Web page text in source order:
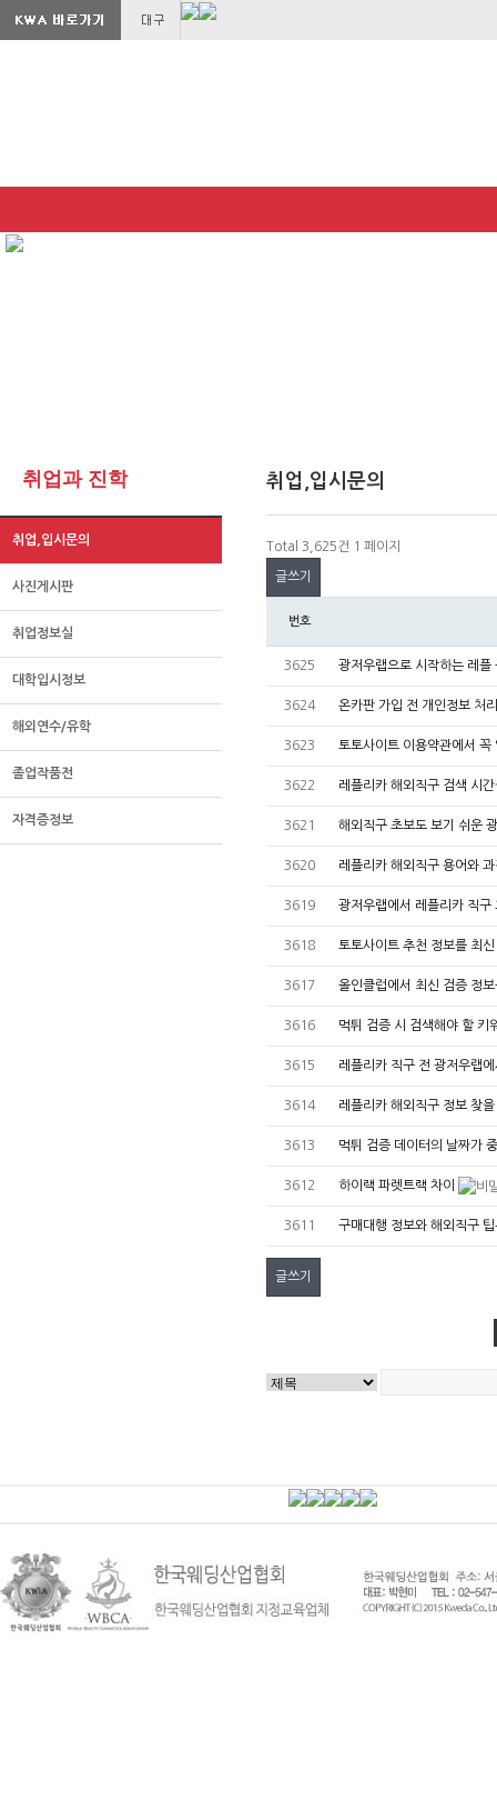
취업과 진학
취업,입시문의
사진게시판
취업정보실
대학입시정보
해외연수/유학
졸업작품전
자격증정보
취업,입시문의
Total 3,625건 1 페이지
글쓰기
번호
3625 광저우랩으로 시작하는 레
3624 온카판 가입 전 개인정보 처
3623 토토사이트 이용약관에서
3622 레플리카 해외직구 검색 시
3621 해외직구 초보도 보기 쉬운
3620 레플리카 해외직구 용어와
3619 광저우랩에서 레플리카 직
3618 토토사이트 추천 정보를 최
3617 올인클럽에서 최신 검증 정
3616 먹튀 검증 시 검색해야 할 키
3615 레플리카 직구 전 광저우랩
3614 레플리카 해외직구 정보 찾
3613 먹튀 검증 데이터의 날짜가
3612 하이랙 파렛트랙 차이
3611 구매대행 정보와 해외직구
글쓰기